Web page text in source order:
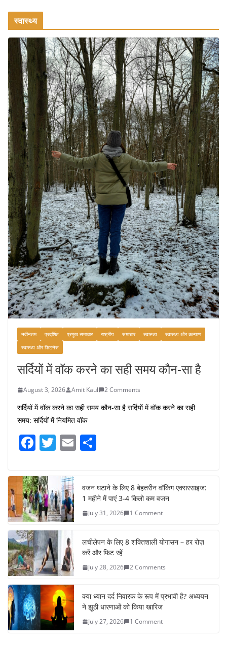
रामेश्वरम यात्रा गाइड: पवित्र तीर्थ स्थल, दर्शन स्थल और पहुंच मार्ग
July 30, 2026 1 Comment
खाने के शौकीनों के लिए कश्मीर के 5 बेहतरीन
स्वादिष्ट व्यंजन
August 6, 2026 1 Comment
स्वास्थ्य
नवीनतम प्रदर्शित प्रमुख समाचार राष्ट्रीय समाचार स्वास्थ्य
स्वास्थ्य और कल्याण
स्वास्थ्य और फिटनेस
सर्दियों में वॉक करने का सही समय कौन-सा है
August 3, 2026 Amit Kaul 2 Comments
सर्दियों में वॉक करने का सही समय कौन-सा है सर्दियों में वॉक करने का सही
समय: सर्दियों में नियमित वॉक
F
c
e
b
o
o
k
T
itt
er
E
e
वजन घटाने के लिए 8 बेहतरीन वॉकिंग एक्सरसाइज:
1 महीने में पाएं 3-4 किलो कम वजन
July 31, 2026 1 Comment
लचीलेपन के लिए 8 शक्तिशाली योगासन – हर रोज़
करें और फिट रहें
July 28, 2026 2 Comments
क्या ध्यान दर्द निवारक के रूप में प्रभावी है? अध्ययन
ने झूठी धारणाओं को किया खारिज
July 27, 2026 1 Comment